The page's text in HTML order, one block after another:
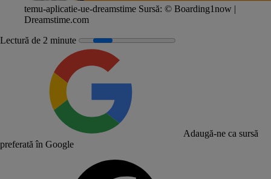
temu-aplicatie-ue-dreamstime Sursă: © Boarding1now |
Dreamstime.com
Lectură de 2 minute
Adaugă-ne ca sursă
preferată în Google